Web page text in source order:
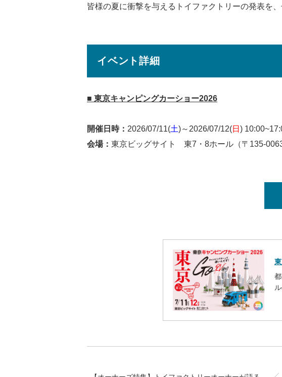
皆様の夏に衝撃を与えるトイファクトリーの発表を
イベント詳細
■ 東京キャンピングカーショー2026
開催日時： 2026/07/11(土)～2026/07/12(日 )
会場： 東京ビッグサイト 東7・8ホール（〒135-